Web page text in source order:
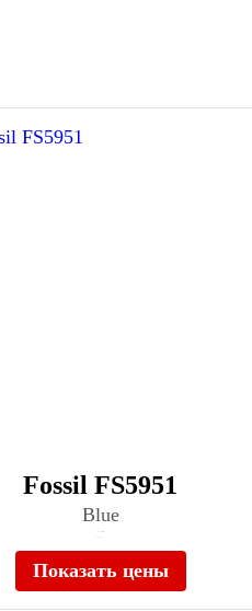
Fossil FS5951
Blue
Показать цены